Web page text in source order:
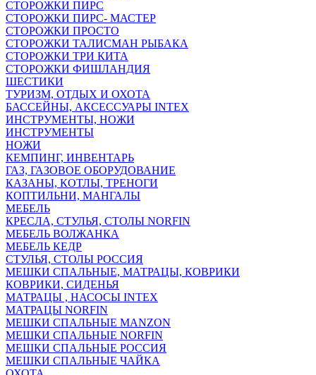
СТОРОЖКИ ПИРС
СТОРОЖКИ ПИРС- МАСТЕР
СТОРОЖКИ ПРОСТО
СТОРОЖКИ ТАЛИСМАН РЫБАКА
СТОРОЖКИ ТРИ КИТА
СТОРОЖКИ ФИШЛАНДИЯ
ШЕСТИКИ
ТУРИЗМ, ОТДЫХ И ОХОТА
БАССЕЙНЫ, АКСЕССУАРЫ INTEX
ИНСТРУМЕНТЫ, НОЖИ
ИНСТРУМЕНТЫ
НОЖИ
КЕМПИНГ, ИНВЕНТАРЬ
ГАЗ, ГАЗОВОЕ ОБОРУДОВАНИЕ
КАЗАНЫ, КОТЛЫ, ТРЕНОГИ
КОПТИЛЬНИ, МАНГАЛЫ
МЕБЕЛЬ
КРЕСЛА, СТУЛЬЯ, СТОЛЫ NORFIN
МЕБЕЛЬ ВОЛЖАНКА
МЕБЕЛЬ КЕДР
СТУЛЬЯ, СТОЛЫ РОССИЯ
МЕШКИ СПАЛЬНЫЕ, МАТРАЦЫ, КОВРИКИ
КОВРИКИ, СИДЕНЬЯ
МАТРАЦЫ , НАСОСЫ INTEX
МАТРАЦЫ NORFIN
МЕШКИ СПАЛЬНЫЕ MANZON
МЕШКИ СПАЛЬНЫЕ NORFIN
МЕШКИ СПАЛЬНЫЕ РОССИЯ
МЕШКИ СПАЛЬНЫЕ ЧАЙКА